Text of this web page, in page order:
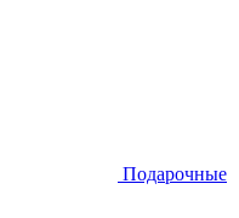
Подарочные